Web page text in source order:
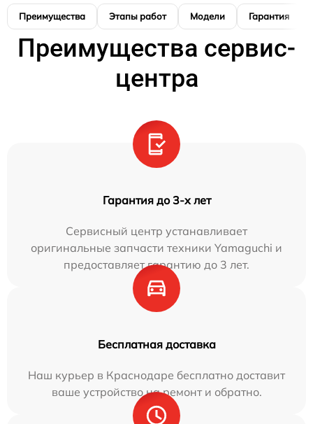
Преимущества Этапы работ Модели Гарантия
Преимущества сервис-
центра
Гарантия до 3-х лет
Сервисный центр устанавливает
оригинальные запчасти техники Yamaguchi и
предоставляет гарантию до 3 лет.
Бесплатная доставка
Наш курьер в Краснодаре бесплатно доставит
ваше устройство на ремонт и обратно.